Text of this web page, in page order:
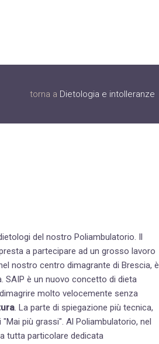
torna a Dietologia e intolleranze
del nostro Poliambulatorio. Il
a partecipare ad un grosso lavoro
nostro centro dimagrante di Brescia, è
SAIP è un nuovo concetto di dieta
molto velocemente senza
. La parte di spiegazione più tecnica,
più grassi". Al Poliambulatorio, nel
tutta particolare dedicata